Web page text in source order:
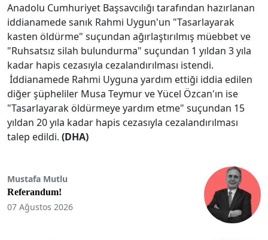
Anadolu Cumhuriyet Başsavcılığı tarafından hazırlanan
iddianamede sanık Rahmi Uygun'un "Tasarlayarak
kasten öldürme" suçundan ağırlaştırılmış müebbet ve
"Ruhsatsız silah bulundurma" suçundan 1 yıldan 3 yıla
kadar hapis cezasıyla cezalandırılması istendi.
İddianamede Rahmi Uyguna yardım ettiği iddia edilen
diğer şüpheliler Musa Teymur ve Yücel Özcan'ın ise
"Tasarlayarak öldürmeye yardım etme" suçundan 15
yıldan 20 yıla kadar hapis cezasıyla cezalandırılması
talep edildi. (DHA)
Mustafa Mutlu
Referandum!
07 Ağustos 2026